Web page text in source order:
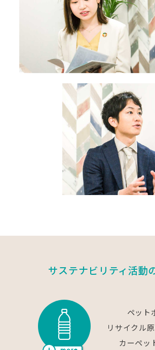
サステナビリティ活動
ペット
リサイクル
カーペッ